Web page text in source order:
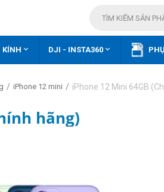
KÍNH  DJI - INSTA360 
/ iPhone 12 mini / iPhone 12 Mini 64GB
hãng)